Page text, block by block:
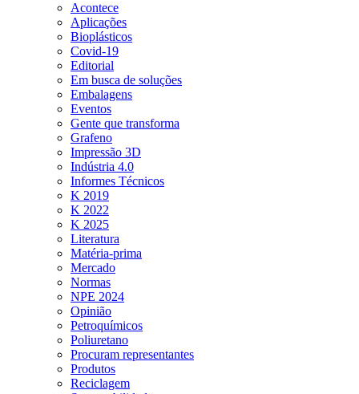
Acontece
Aplicações
Bioplásticos
Covid-19
Editorial
Em busca de soluções
Embalagens
Eventos
Gente que transforma
Grafeno
Impressão 3D
Indústria 4.0
Informes Técnicos
K 2019
K 2022
K 2025
Literatura
Matéria-prima
Mercado
Normas
NPE 2024
Opinião
Petroquímicos
Poliuretano
Procuram representantes
Produtos
Reciclagem